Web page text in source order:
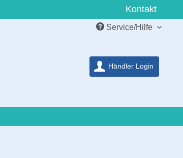
Kontakt
Service/Hilfe
Händler Login